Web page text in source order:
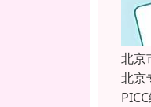
北京
北京